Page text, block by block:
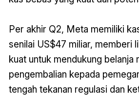
Per akhir Q2, Meta memiliki
senilai US$47 miliar, memberi
kuat untuk mendukung belanja
pengembalian kepada
tengah tekanan regulasi dan